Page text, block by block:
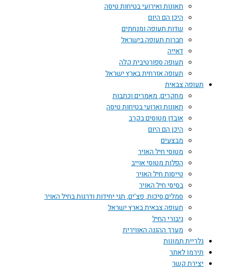
תאונות ואירועי בטיחות טיסה
היכן הם היום
שדות תעופה ומנחתים
חברות תעופה בישראל
דאייה
תעופה ספורטיבית קלה
תעופה אזרחית בארץ ישראל
תעופה צבאית
מחקרים, מאמרים וכתבות
תאונות וארועי בטיחות טיסה
אובדן מטוסים בקרב
היכן הם היום
מבצעים
מטוסי חיל האויר
הפלות מטוסי אוייב
טייסות חיל האויר
בסיסי חיל האויר
סמלים,סיכות, פצ'ים, תגי יחידות ודרגות בחיל האויר
תעופה צבאית בארץ ישראל
גיבורי החיל
מערך ההגנה האווירית
גלריית תמונות
תירמו לאתר
יצירת קשר